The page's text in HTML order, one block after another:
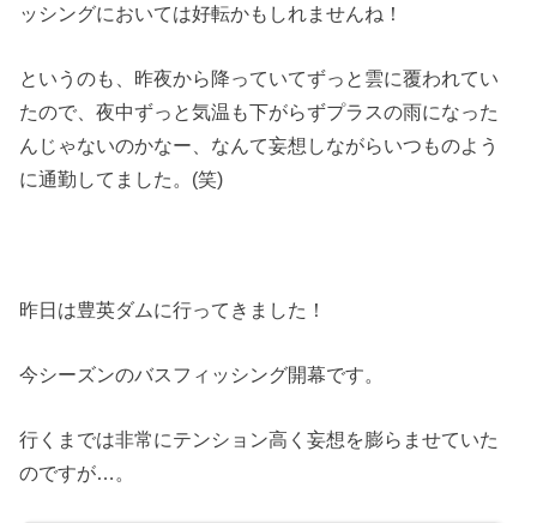
ッシングにおいては好転かもしれませんね！
というのも、昨夜から降っていてずっと雲に覆われてい
たので、夜中ずっと気温も下がらずプラスの雨になった
んじゃないのかなー、なんて妄想しながらいつものよう
に通勤してました。(笑)
昨日は豊英ダムに行ってきました！
今シーズンのバスフィッシング開幕です。
行くまでは非常にテンション高く妄想を膨らませていた
のですが…。